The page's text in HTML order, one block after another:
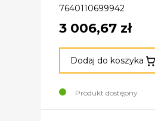
7640110699942
3 006,67 zł
Dodaj do koszyka
Produkt dostępny